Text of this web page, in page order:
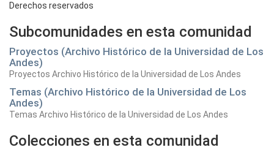
Derechos reservados
Subcomunidades en esta comunidad
Proyectos (Archivo Histórico de la Universidad de Los
Andes)
Proyectos Archivo Histórico de la Universidad de Los Andes
Temas (Archivo Histórico de la Universidad de Los
Andes)
Temas Archivo Histórico de la Universidad de Los Andes
Colecciones en esta comunidad